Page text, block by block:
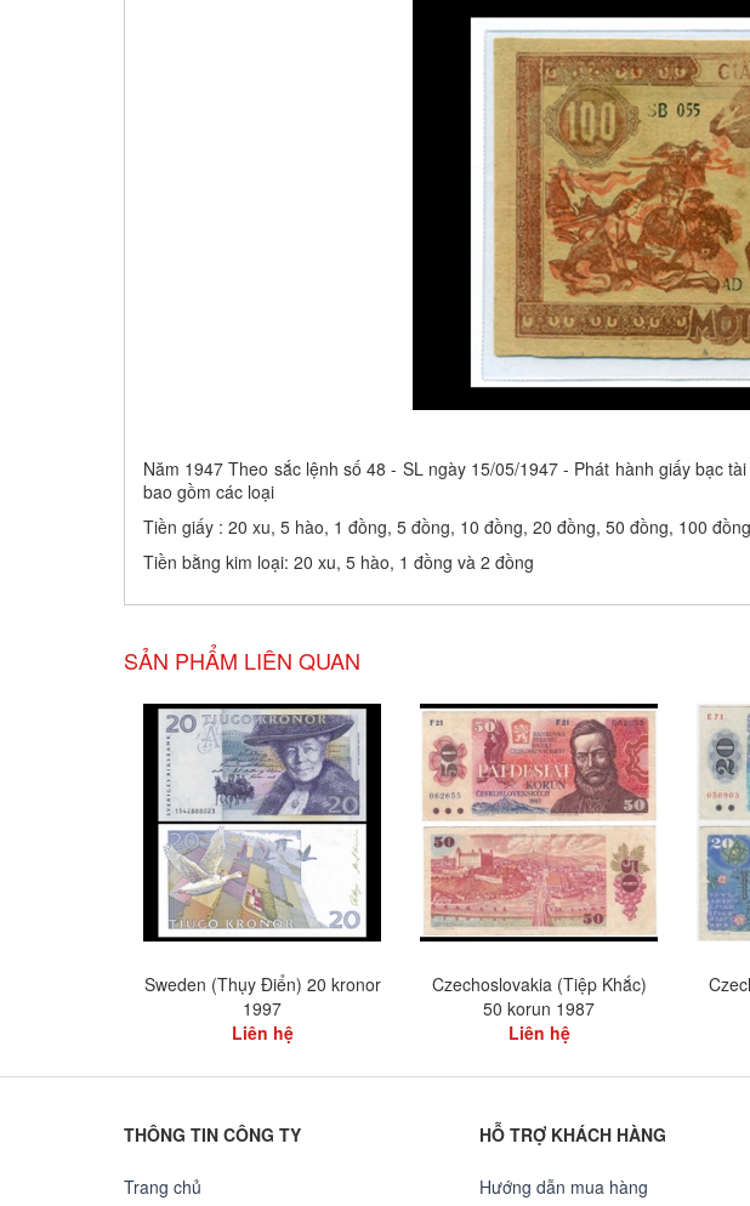
Năm 1947 Theo sắc lệnh số 48 - SL ngày 15/05/1947 - Phát hành giấy bạc
bao gồm các loại
Tiền giấy : 20 xu, 5 hào, 1 đồng, 5 đồng, 10 đồng, 20 đồng, 50 đồng, 100
Tiền bằng kim loại: 20 xu, 5 hào, 1 đồng và 2 đồng
SẢN PHẨM LIÊN QUAN
Sweden (Thụy Điển) 20 kronor
1997
Liên hệ
Czechoslovakia (Tiệp Khắc)
50 korun 1987
Liên hệ
THÔNG TIN CÔNG TY
Trang chủ
HỖ TRỢ KHÁCH HÀNG
Hướng dẫn mua hàng